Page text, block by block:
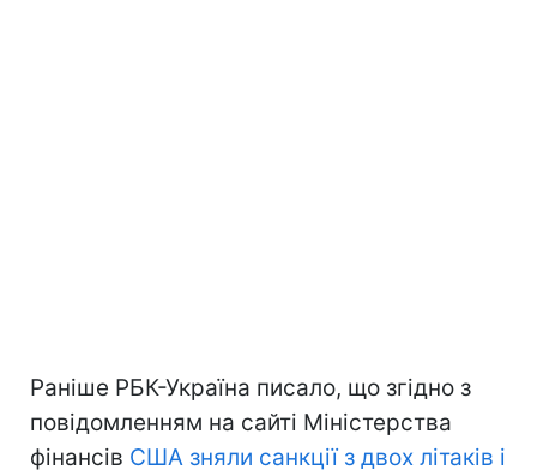
Раніше РБК-Україна писало, що згідно з
повідомленням на сайті Міністерства
фінансів США зняли санкції з двох літаків і